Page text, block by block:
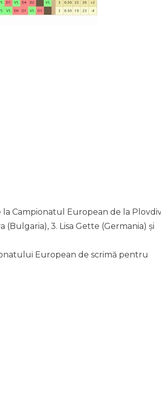
Campionatul European de la
(Bulgaria), 3. Lisa Gette (Germania) și
European de scrimă pentru